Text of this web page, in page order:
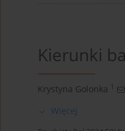
Kierunki
Krystyna Golonka 1
Więcej